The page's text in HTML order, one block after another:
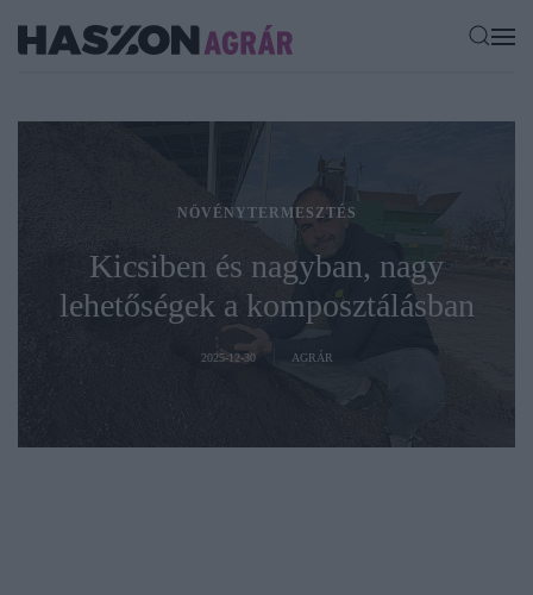
NÖVÉNYTERMESZTÉS
Kicsiben és nagyban, nagy
lehetőségek a komposztálásban
2025-12-30 AGRÁR